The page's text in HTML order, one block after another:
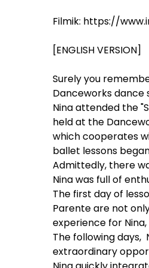
Filmik: https://
[ENGLISH VERSION]
Surely you
Danceworks dance
Nina attended the
held at the
which cooperates
ballet lessons
Admittedly, there
Nina was full of
The first day of
Parente are not
experience for
The following days,
extraordinary